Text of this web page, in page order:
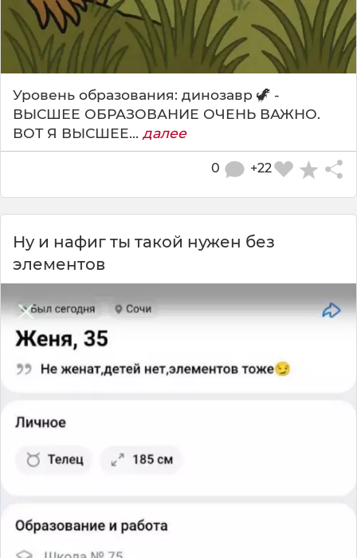
Уровень образования: динозавр 🦖 -
ВЫСШЕЕ ОБРАЗОВАНИЕ ОЧЕНЬ ВАЖНО.
ВОТ Я ВЫСШЕЕ... далее
+22
0
Ну и нафиг ты такой нужен без
элементов